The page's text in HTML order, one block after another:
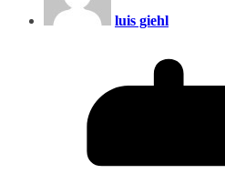
luis giehl